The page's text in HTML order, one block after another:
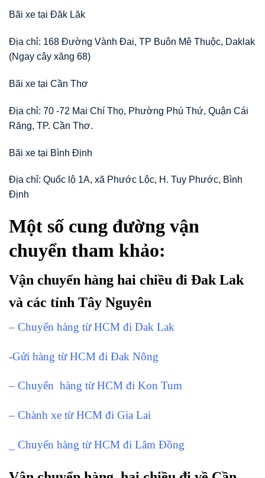
Bãi xe tại Đăk Lăk
Địa chỉ: 168 Đường Vành Đai, TP Buôn Mê Thuộc, Daklak
(Ngay cây xăng 68)
Bãi xe tại Cần Thơ
Địa chỉ: 70 -72 Mai Chí Thọ, Phường Phú Thứ, Quận Cái
Răng, TP. Cần Thơ.
Bãi xe tại Bình Định
Địa chỉ: Quốc lộ 1A, xã Phước Lộc, H. Tuy Phước, Bình
Định
Một số cung đường vận
chuyển tham khảo:
Vận chuyển hàng hai chiều đi Đak Lak
và các tỉnh Tây Nguyên
– Chuyển hàng từ HCM đi Dak Lak
-Gửi hàng từ HCM đi Đak Nông
– Chuyển hàng từ HCM đi Kon Tum
– Chành xe từ HCM đi Gia Lai
_ Chuyển hàng từ HCM đi Lâm Đồng